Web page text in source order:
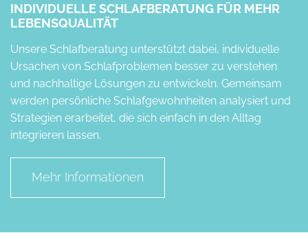
INDIVIDUELLE SCHLAFBERATUNG FÜR MEHR
LEBENSQUALITÄT
Unsere Schlafberatung unterstützt dabei, individuelle
Ursachen von Schlafproblemen besser zu verstehen
und nachhaltige Lösungen zu entwickeln. Gemeinsam
werden persönliche Schlafgewohnheiten analysiert und
Strategien erarbeitet, die sich einfach in den Alltag
integrieren lassen.
Mehr Informationen